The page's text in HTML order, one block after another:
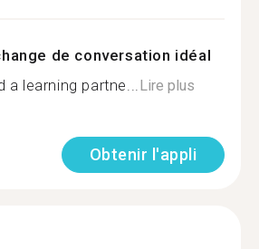
de conversation idéal
learning partne... Lire plus
Obtenir l'appli